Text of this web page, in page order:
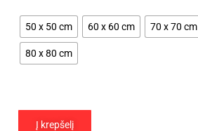
50 x 50 cm 60 x 60 cm 70 x 70 cm
80 x 80 cm
Į krepšelį